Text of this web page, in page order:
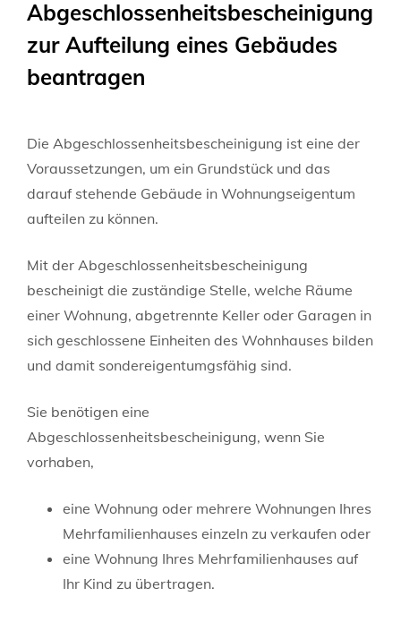
Abgeschlossenheitsbescheinigung
zur Aufteilung eines Gebäudes
beantragen
Die Abgeschlossenheitsbescheinigung ist eine der
Voraussetzungen, um ein Grundstück und das
darauf stehende Gebäude in Wohnungseigentum
aufteilen zu können.
Mit der Abgeschlossenheitsbescheinigung
bescheinigt die zuständige Stelle, welche Räume
einer Wohnung, abgetrennte Keller oder Garagen in
sich geschlossene Einheiten des Wohnhauses bilden
und damit sondereigentumgsfähig sind.
Sie benötigen eine
Abgeschlossenheitsbescheinigung, wenn Sie
vorhaben,
eine Wohnung oder mehrere Wohnungen Ihres
Mehrfamilienhauses einzeln zu verkaufen oder
eine Wohnung Ihres Mehrfamilienhauses auf
Ihr Kind zu übertragen.